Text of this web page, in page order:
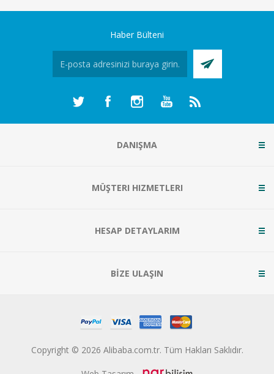
Haber Bülteni
DANIŞMA
MÜŞTERI HIZMETLERI
HESAP DETAYLARIM
BİZE ULAŞIN
Copyright © 2026 Alibaba.com.tr. Tüm Hakları Saklıdır.